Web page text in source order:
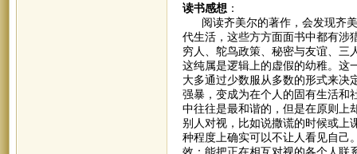
读书感想 ：
阅读齐美尔的著作，会发现齐美
代生活，这些方方面面书中都有涉
穷人、鸵鸟政策、秘密与友谊、三
这纯属是逻辑上的虚假的幼稚。这
大多通过少数服从多数的形式来决
强暴，变成为在个人的固有生活和
中往往是最和谐的，但是在原则上
别人对视，比如说撒谎的时候或
种程度上确实可以不让人看见自己
效：能把正在相互对视的各个人联